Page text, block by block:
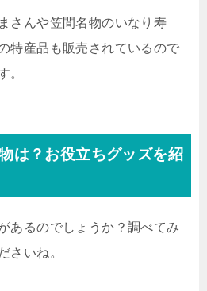
さんや笠間名物のいなり寿
特産品も販売されているので
。
は？お役立ちグッズを紹
あるのでしょうか？調べてみ
さいね。